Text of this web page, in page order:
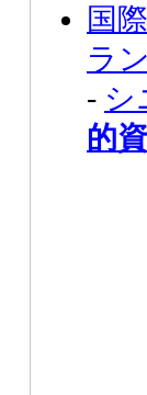
国
ラ
- シ
的